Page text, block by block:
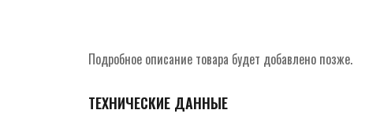
Подробное описание товара будет добавлено позже.
ТЕХНИЧЕСКИЕ ДАННЫЕ